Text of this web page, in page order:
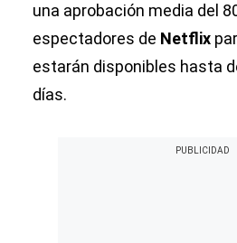
una aprobación media del
espectadores de Netflix
estarán disponibles hasta
días.